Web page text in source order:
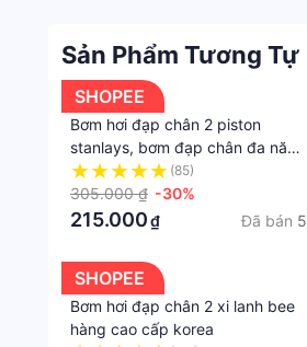
Sản Phẩm Tương Tự
SHOPEE
Bơm hơi đạp chân 2 piston
stanlays, bơm đạp chân đa năng
mini nhỏ gọn tiện dụng
(85)
305.000 ₫ -30%
215.000₫ Đã bán 5
SHOPEE
Bơm hơi đạp chân 2 xi lanh bee
hàng cao cấp korea